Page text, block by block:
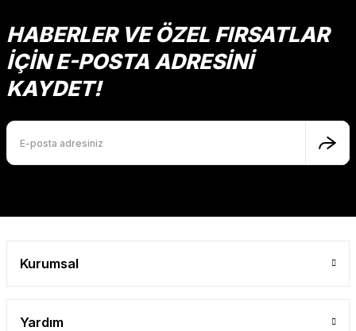
HABERLER VE ÖZEL FIRSATLAR
İÇİN E-POSTA ADRESİNİ
KAYDET!
Kurumsal
Yardım